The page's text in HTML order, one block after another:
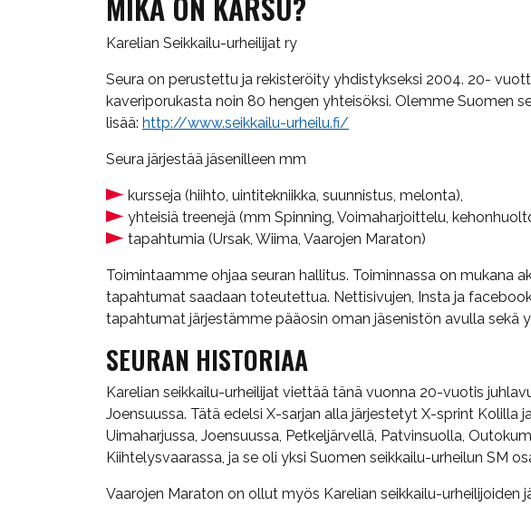
Karelian Seikkailu-urheilijat ry
Seura on perustettu ja rekisteröity yhdistykseksi 2004. 20-
kaveriporukasta noin 80 hengen yhteisöksi. Olemme Suomen
lisää: http://www.seikkailu-urheilu.fi/
Seura järjestää jäsenilleen mm
kursseja (hiihto, uintitekniikka, suunnistus, melonta),
yhteisiä treenejä (mm Spinning, Voimaharjoittelu,
tapahtumia (Ursak, Wiima, Vaarojen Maraton)
Toimintaamme ohjaa seuran hallitus. Toiminnassa on mukana
tapahtumat saadaan toteutettua. Nettisivujen, Insta ja
tapahtumat järjestämme pääosin oman jäsenistön avulla sekä
SEURAN HISTORIAA
Karelian seikkailu-urheilijat viettää tänä vuonna 20-vuotis
Joensuussa. Tätä edelsi X-sarjan alla järjestetyt X-sprint Kolilla
Uimaharjussa, Joensuussa, Petkeljärvellä, Patvinsuolla,
Kiihtelysvaarassa, ja se oli yksi Suomen seikkailu-urheilun SM
Vaarojen Maraton on ollut myös Karelian seikkailu-